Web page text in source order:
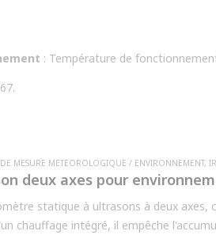
: Température de
MESURE METEOROLOGIQUE / ENVIRONNEMENT,
deux axes pour
statique à ultrasons à deux
chauffage intégré, il empêche